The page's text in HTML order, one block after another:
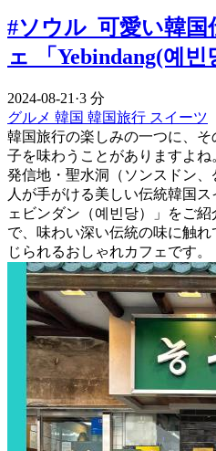
#ソウル 可愛い韓国
ェ 「Yebindang(예빈
2024-08-21 ·3 分
グルメ 韓国 韓国旅行 スイーツ
韓国旅行の楽しみの一つに、
子を味わうことがありますよ
発信地・聖水洞（ソンスドン
人が手がける美しい伝統韓国
ェビンダン（예빈당）」をご
で、味わい深い伝統の味に触
じられるおしゃれカフェです。